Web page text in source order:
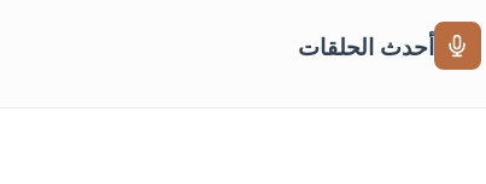
أحدث الحلقات